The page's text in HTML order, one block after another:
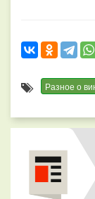
Разное о